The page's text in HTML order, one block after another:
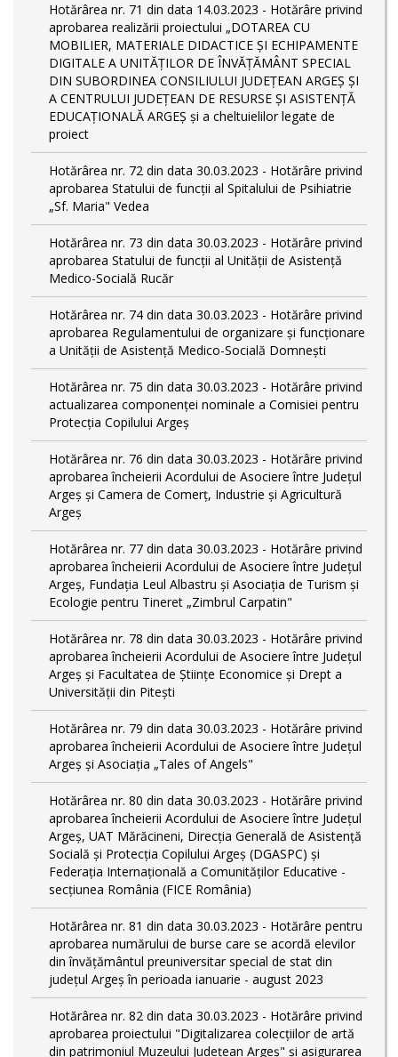
Hotărârea nr. 71 din data 14.03.2023 - Hotărâre privind
aprobarea realizării proiectului „DOTAREA CU
MOBILIER, MATERIALE DIDACTICE ȘI ECHIPAMENTE
DIGITALE A UNITĂȚILOR DE ÎNVĂȚĂMÂNT SPECIAL
DIN SUBORDINEA CONSILIULUI JUDEȚEAN ARGEȘ ȘI
A CENTRULUI JUDEȚEAN DE RESURSE ȘI ASISTENȚĂ
EDUCAȚIONALĂ ARGEȘ și a cheltuielilor legate de
proiect
Hotărârea nr. 72 din data 30.03.2023 - Hotărâre privind
aprobarea Statului de funcţii al Spitalului de Psihiatrie
„Sf. Maria" Vedea
Hotărârea nr. 73 din data 30.03.2023 - Hotărâre privind
aprobarea Statului de funcții al Unității de Asistență
Medico-Socială Rucăr
Hotărârea nr. 74 din data 30.03.2023 - Hotărâre privind
aprobarea Regulamentului de organizare și funcționare
a Unității de Asistență Medico-Socială Domnești
Hotărârea nr. 75 din data 30.03.2023 - Hotărâre privind
actualizarea componenței nominale a Comisiei pentru
Protecția Copilului Argeș
Hotărârea nr. 76 din data 30.03.2023 - Hotărâre privind
aprobarea încheierii Acordului de Asociere între Județul
Argeș și Camera de Comerț, Industrie și Agricultură
Argeș
Hotărârea nr. 77 din data 30.03.2023 - Hotărâre privind
aprobarea încheierii Acordului de Asociere între Județul
Argeș, Fundația Leul Albastru și Asociația de Turism și
Ecologie pentru Tineret „Zimbrul Carpatin"
Hotărârea nr. 78 din data 30.03.2023 - Hotărâre privind
aprobarea încheierii Acordului de Asociere între Județul
Argeș și Facultatea de Științe Economice și Drept a
Universității din Pitești
Hotărârea nr. 79 din data 30.03.2023 - Hotărâre privind
aprobarea încheierii Acordului de Asociere între Județul
Argeș și Asociația „Tales of Angels"
Hotărârea nr. 80 din data 30.03.2023 - Hotărâre privind
aprobarea încheierii Acordului de Asociere între Județul
Argeș, UAT Mărăcineni, Direcția Generală de Asistență
Socială și Protecția Copilului Argeș (DGASPC) și
Federația Internațională a Comunităților Educative -
secțiunea România (FICE România)
Hotărârea nr. 81 din data 30.03.2023 - Hotărâre pentru
aprobarea numărului de burse care se acordă elevilor
din învățământul preuniversitar special de stat din
județul Argeș în perioada ianuarie - august 2023
Hotărârea nr. 82 din data 30.03.2023 - Hotărâre privind
aprobarea proiectului "Digitalizarea colecțiilor de artă
din patrimoniul Muzeului Județean Argeș" și asigurarea